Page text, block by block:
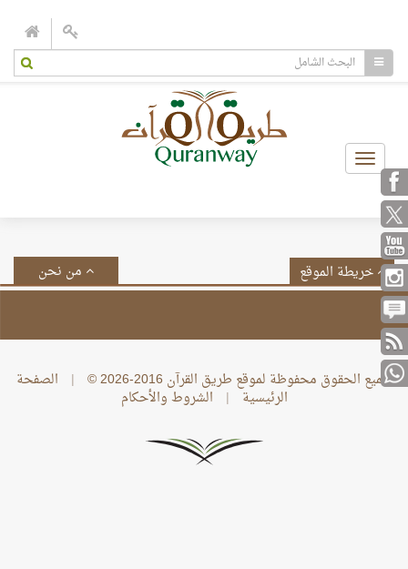
Toggle
navigation
من نحن خريطة الموقع
جميع الحقوق محفوظة لموقع طريق القرآن 2016-2026 © | الصفحة
الرئيسية | الشروط والأحكام